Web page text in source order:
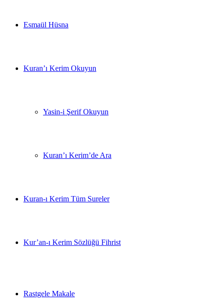
Esmaül Hüsna
Kuran’ı Kerim Okuyun
Yasin-i Şerif Okuyun
Kuran’ı Kerim’de Ara
Kuran-ı Kerim Tüm Sureler
Kur’an-ı Kerim Sözlüğü Fihrist
Rastgele Makale